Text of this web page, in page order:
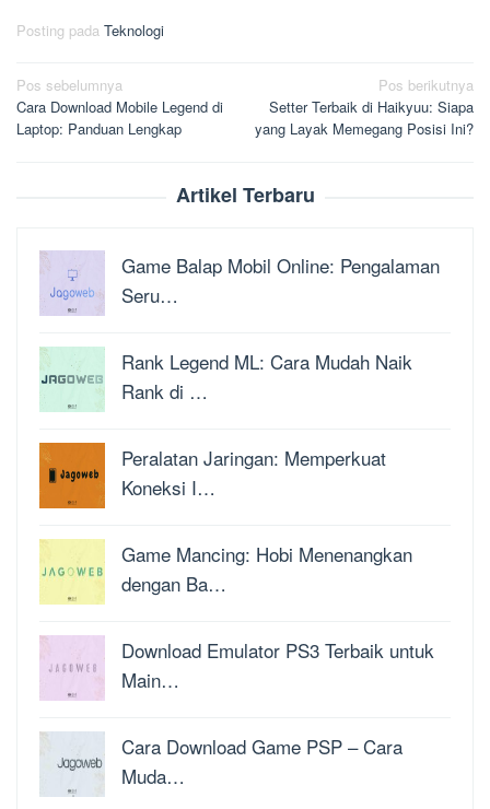
Posting pada Teknologi
Navigasi
pos
Pos sebelumnya
Cara Download Mobile Legend di
Laptop: Panduan Lengkap
Pos berikutnya
Setter Terbaik di Haikyuu: Siapa
yang Layak Memegang Posisi Ini?
Artikel Terbaru
Game Balap Mobil Online: Pengalaman
Seru…
Rank Legend ML: Cara Mudah Naik
Rank di …
Peralatan Jaringan: Memperkuat
Koneksi I…
Game Mancing: Hobi Menenangkan
dengan Ba…
Download Emulator PS3 Terbaik untuk
Main…
Cara Download Game PSP – Cara
Muda…